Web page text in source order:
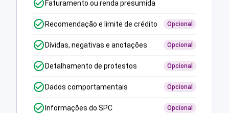
Faturamento ou renda presumida
Recomendação e limite de crédito Opcional
Dívidas, negativas e anotações Opcional
Detalhamento de protestos Opcional
Dados comportamentais Opcional
Informações do SPC Opcional